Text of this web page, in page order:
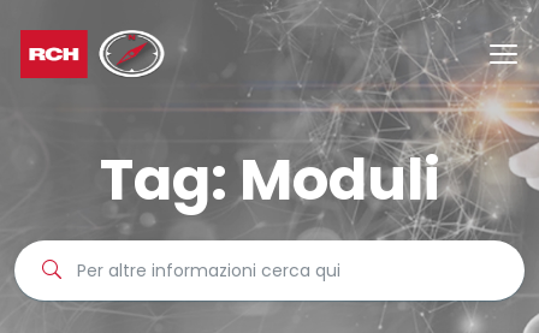
Tag:Moduli